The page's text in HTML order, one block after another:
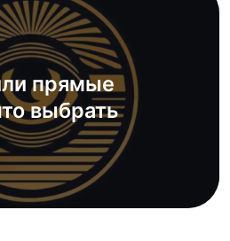
прямые
выбрать